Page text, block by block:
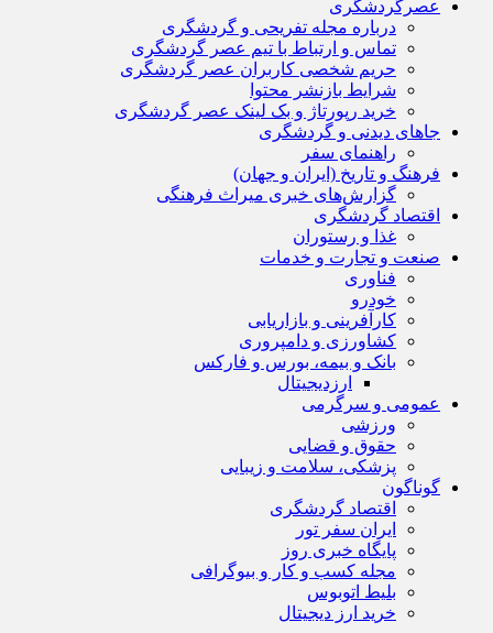
عصرگردشگری
درباره مجله تفریحی و گردشگری
تماس و ارتباط با تیم عصر گردشگری
حریم شخصی کاربران عصر گردشگری
شرایط بازنشر محتوا
خرید رپورتاژ و بک لینک عصر گردشگری
جاهای دیدنی و گردشگری
راهنمای سفر
فرهنگ و تاریخ (ایران و جهان)
گزارش‌های خبری میراث فرهنگی
اقتصاد گردشگری
غذا و رستوران
صنعت و تجارت و خدمات
فناوری
خودرو
کارآفرینی و بازاریابی
کشاورزی و دامپروری
بانک و بیمه، بورس و فارکس
ارزدیجیتال
عمومی و سرگرمی
ورزشی
حقوق و قضایی
پزشکی، سلامت و زیبایی
گوناگون
اقتصاد گردشگری
ایران سفر تور
پایگاه خبری روز
مجله کسب و کار و بیوگرافی
بلیط اتوبوس
خرید ارز دیجیتال